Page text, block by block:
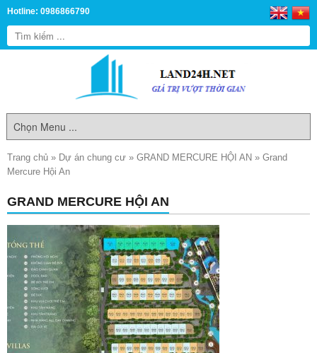
Hotline: 0986866790
Trang chủ » Dự án chung cư » GRAND MERCURE HỘI AN » Grand
Mercure Hội An
GRAND MERCURE HỘI AN